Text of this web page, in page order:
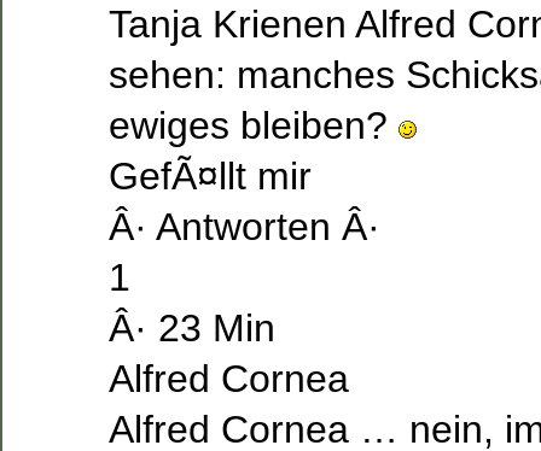
Tanja Krienen Alfred
sehen: manches
ewiges bleiben?
GefÃ¤llt mir
Â· Antworten Â·
1
Â· 23 Min
Alfred Cornea
Alfred Cornea … nein,